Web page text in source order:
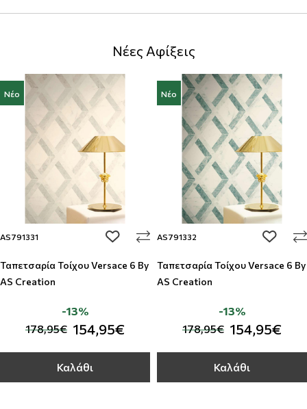
Νέες Αφίξεις
Νέο
AS791331 add to wishlist
Ταπετσαρία Τοίχου Versace 6 By
AS Creation
178,95€ 154,95€
-13%
Καλάθι
Νέο
AS791332 add to
Ταπετσαρία Τοίχου Versace 6 By
AS Creation
178,95€ 154,95€
-13%
Καλάθι